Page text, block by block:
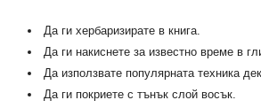
Да ги хербаризирате в книга.
Да ги накиснете за известно време в
Да използвате популярната техника
Да ги покриете с тънък слой восък.